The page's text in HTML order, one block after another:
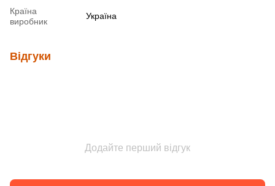
Країна
виробник
Україна
Відгуки
Додайте перший відгук